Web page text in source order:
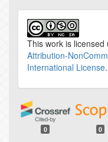
This work is licensed
Attribution-
International License.
0 0